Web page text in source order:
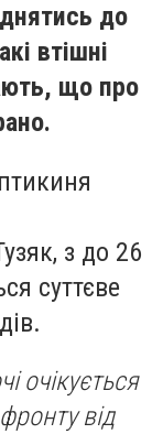
до
втішні
що про
з до 26
суттєве
очікується
від